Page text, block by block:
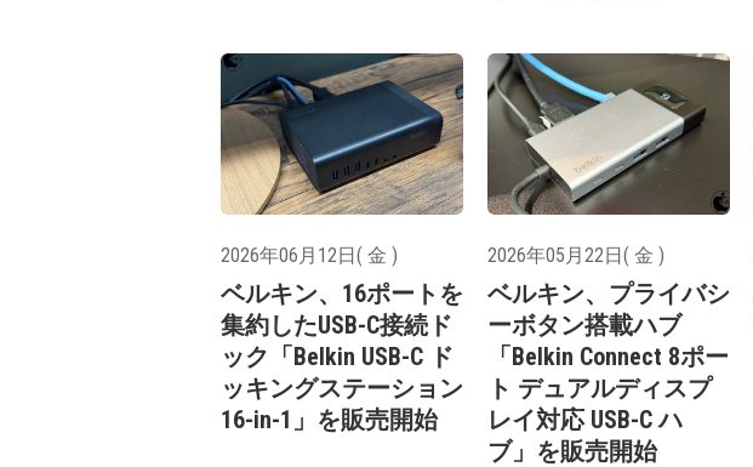
2026年06月12日( 金 )
ベルキン、16ポートを
集約したUSB-C接続ド
ック「Belkin USB-C ド
ッキングステーション
16-in-1」を販売開始
2026年05月22日( 金 )
ベルキン、プライバシ
ーボタン搭載ハブ
「Belkin Connect 8ポー
ト デュアルディスプ
レイ対応 USB-C ハ
ブ」を販売開始